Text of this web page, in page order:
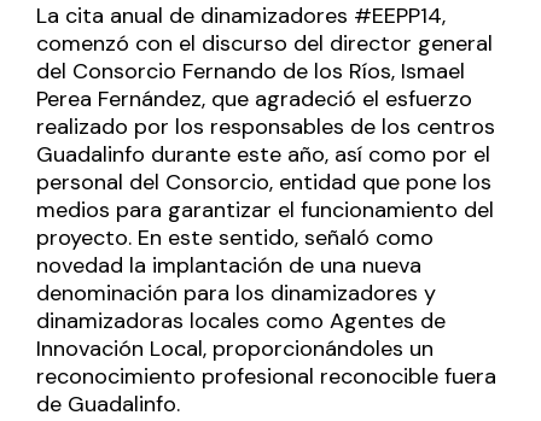
La cita anual de dinamizadores #EEPP14,
comenzó con el discurso del director general
del Consorcio Fernando de los Ríos, Ismael
Perea Fernández, que agradeció el esfuerzo
realizado por los responsables de los centros
Guadalinfo durante este año, así como por el
personal del Consorcio, entidad que pone los
medios para garantizar el funcionamiento del
proyecto. En este sentido, señaló como
novedad la implantación de una nueva
denominación para los dinamizadores y
dinamizadoras locales como Agentes de
Innovación Local, proporcionándoles un
reconocimiento profesional reconocible fuera
de Guadalinfo.